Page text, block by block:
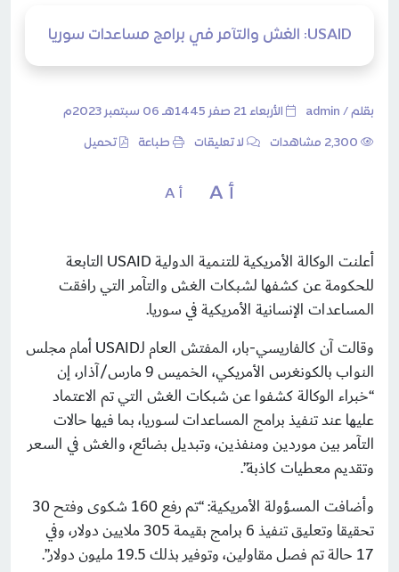
USAID: الغش والتآمر في برامج مساعدات سوريا
بقلم / admin الأربعاء 21 صفر 1445هـ 06 سبتمبر 2023م
لا تعليقات طباعة تحميل
أ A أ A
أعلنت الوكالة الأمريكية للتنمية الدولية USAID التابعة
للحكومة عن كشفها لشبكات الغش والتآمر التي رافقت
المساعدات الإنسانية الأمريكية في سوريا.
وقالت آن كالفاريسي-بار، المفتش العام لـUSAID أمام مجلس
النواب بالكونغرس الأمريكي، الخميس 9 مارس/آذار، إن
“خبراء الوكالة كشفوا عن شبكات الغش التي تم الاعتماد
عليها عند تنفيذ برامج المساعدات لسوريا، بما فيها حالات
التآمر بين موردين ومنفذين، وتبديل بضائع، والغش في السعر
وتقديم معطيات كاذبة”.
وأضافت المسؤولة الأمريكية: “تم رفع 160 شكوى وفتح 30
تحقيقا وتعليق تنفيذ 6 برامج بقيمة 305 ملايين دولار، وفي
17 حالة تم فصل مقاولين، وتوفير بذلك 19.5 مليون دولار”.